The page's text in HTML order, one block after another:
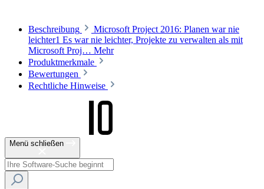
Beschreibung
Microsoft Project 2016: Planen war nie
leichter1 Es war nie leichter, Projekte zu verwalten als mit
Microsoft Proj… Mehr
Produktmerkmale
Bewertungen
Rechtliche Hinweise
Menü schließen